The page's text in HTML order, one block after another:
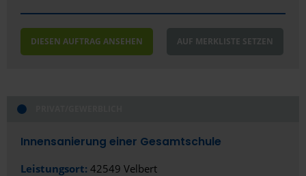
DIESEN AUFTRAG ANSEHEN AUF MERKLISTE SETZEN
Innensanierung einer Gesamtschule
Leistungsort: 42549 Velbert